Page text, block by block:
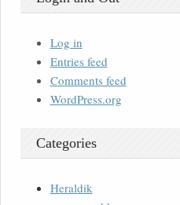
Log in
Entries feed
Comments feed
WordPress.org
Categories
Heraldik